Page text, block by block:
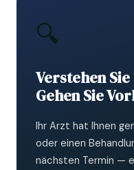
🔍
Verstehen
Gehen Sie
Ihr Arzt hat Ihnen
oder einen
nächsten Termin —